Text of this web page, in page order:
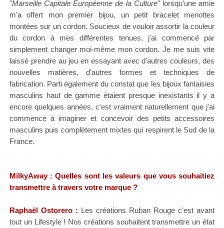
"Marseille Capitale Européenne de la Culture" lorsqu'une amie
m'a offert mon premier bijou, un petit bracelet menottes
montées sur un cordon. Soucieux de vouloir assortir la couleur
du cordon à mes différentes tenues, j'ai commencé par
simplement changer moi-même mon cordon. Je me suis vite
laissé prendre au jeu en essayant avec d'autres couleurs, des
nouvelles matières, d'autres formes et techniques de
fabrication. Parti également du constat que les bijoux fantaisies
masculins haut de gamme étaient presque inexistants il y a
encore quelques années, c'est vraiment naturellement que j'ai
commencé à imaginer et concevoir des petits accessoires
masculins puis complètement mixtes qui respirent le Sud de la
France.
MilkyAway : Quelles sont les valeurs que vous souhaitiez
transmettre à travers votre marque ?
Raphaël Ostorero : Les créations Ruban Rouge c'est avant
tout un Lifestyle ! Nos créations souhaitent transmettre un état